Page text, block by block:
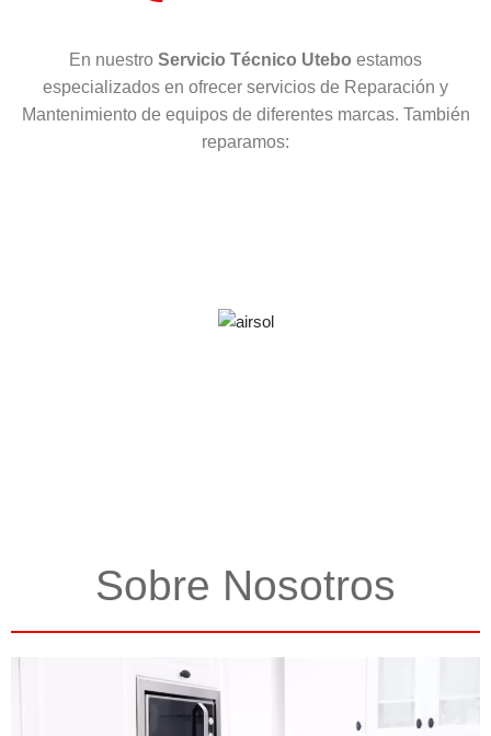
En nuestro Servicio Técnico Utebo estamos
especializados en ofrecer servicios de Reparación y
Mantenimiento de equipos de diferentes marcas. También
reparamos:
Sobre Nosotros